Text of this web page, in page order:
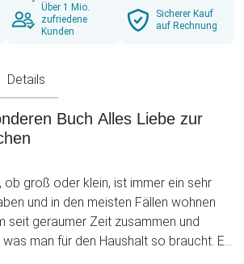
Über 1 Mio.
zufriedene
Kunden
Sicherer Kauf
auf Rechnung
Details
Buch Alles Liebe zur
ob groß oder klein, ist immer ein sehr
und in den meisten Fällen wohnen
seit geraumer Zeit zusammen und
man für den Haushalt so braucht. Es
etwas Anderes als Geld zu